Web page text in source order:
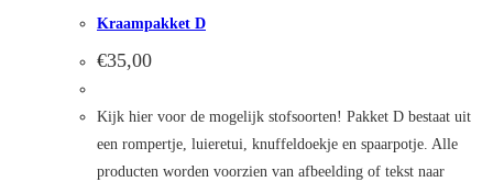
Kraampakket D
€35,00
Kijk hier voor de mogelijk stofsoorten! Pakket D bestaat uit
een rompertje, luieretui, knuffeldoekje en spaarpotje. Alle
producten worden voorzien van afbeelding of tekst naar